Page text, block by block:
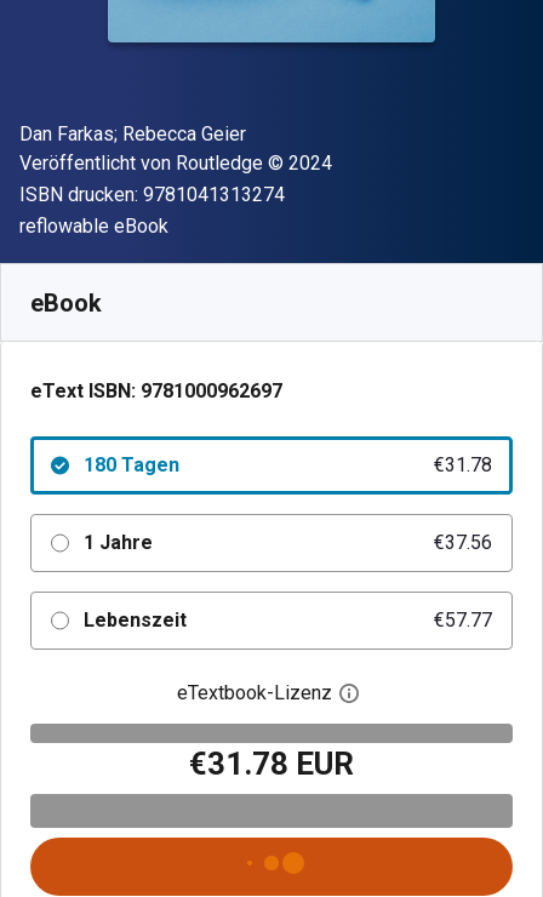
Autor(en)
Dan Farkas; Rebecca Geier
Verleger
Veröffentlicht von Routledge Copyright
© 2024
ISBN drucken: 9781041313274"ISBN-13 9781041313274"
Format
reflowable eBook
eBook
eText ISBN: 9781000962697
180 Tagen €31.78
1 Jahre €37.56
Lebenszeit €57.77
eTextbook-Lizenz Digitalen
€31.78 EUR